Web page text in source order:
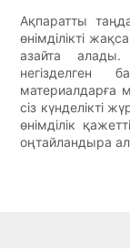
Ақпаратты
өнімділікті
азайта алады.
негізделген
материалдарға
сіз күнделікті
өнімділік
оңтайландыра